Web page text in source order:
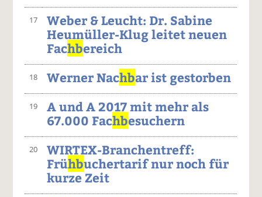
17
Weber & Leucht: Dr. Sabine
Heumüller-Klug leitet neuen
Fachbereich
18 Werner Nachbar ist gestorben
19
A und A 2017 mit mehr als
67.000 Fachbesuchern
20
WIRTEX-Branchentreff:
Frühbuchertarif nur noch für
kurze Zeit